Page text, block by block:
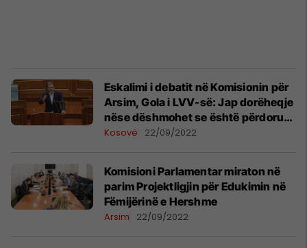
Eskalimi i debatit në Komisionin për
Arsim, Gola i LVV-së: Jap dorëheqje
nëse dëshmohet se është përdorur
gjuhë kërcënuese ndaj SBASHK-ut
Kosovë 22/09/2022
Komisioni Parlamentar miraton në
parim Projektligjin për Edukimin në
Fëmijërinë e Hershme
Arsim 22/09/2022